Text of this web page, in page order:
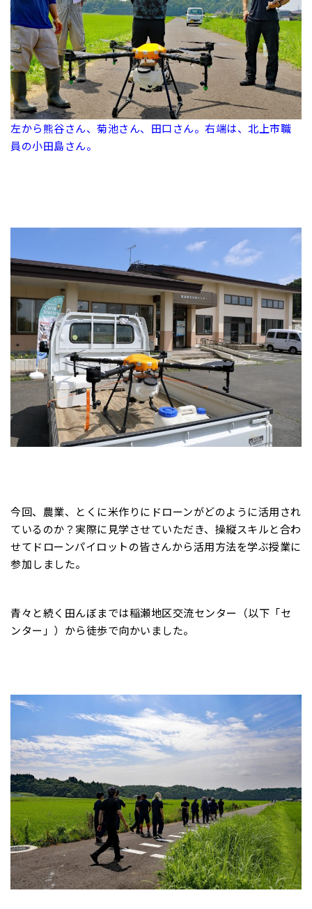
左から熊谷さん、菊池さん、田口さん。右端は、北上市職
員の小田島さん。
今回、農業、とくに米作りにドローンがどのように活用され
ているのか？実際に見学させていただき、操縦スキルと合わ
せてドローンパイロットの皆さんから活用方法を学ぶ授業に
参加しました。
青々と続く田んぼまでは稲瀬地区交流センター（以下「セ
ンター」）から徒歩で向かいました。